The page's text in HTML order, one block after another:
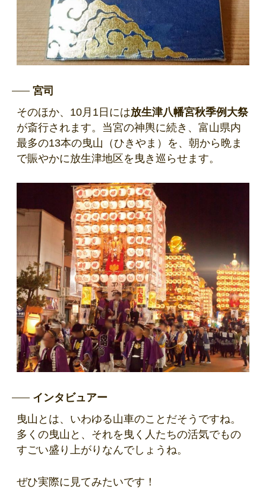
宮司
そのほか、10月1日には放生津八幡宮秋季例大祭
が斎行されます。当宮の神輿に続き、富山県内
最多の13本の曳山（ひきやま）を、朝から晩ま
で賑やかに放生津地区を曳き巡らせます。
インタビュアー
曳山とは、いわゆる山車のことだそうですね。
多くの曳山と、それを曳く人たちの活気でもの
すごい盛り上がりなんでしょうね。
ぜひ実際に見てみたいです！